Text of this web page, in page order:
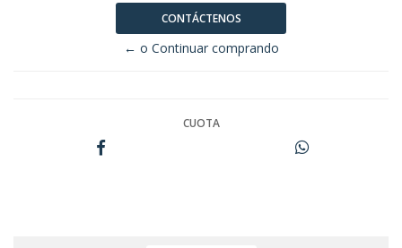
CONTÁCTENOS
← o Continuar comprando
CUOTA